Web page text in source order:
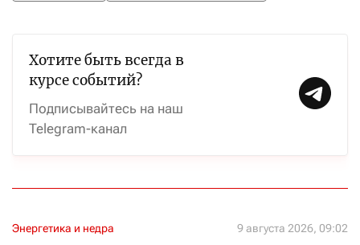
Хотите быть всегда в
курсе событий?
Подписывайтесь на наш
Telegram-канал
Энергетика и недра 9 августа 2026, 09:02